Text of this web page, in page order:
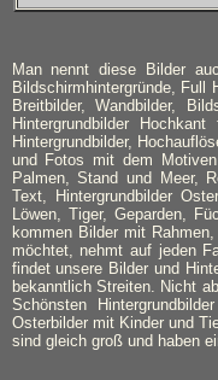
Man nennt diese Bilder
Bildschirmhintergründe, Full
Breitbilder, Wandbilder,
Hintergrundbilder
Hintergrundbilder,
und Fotos mit dem
Palmen, Stand und Meer,
Text, Hintergrundbilder
Löwen, Tiger, Geparden,
kommen Bilder mit
möchtet, nehmt auf jeden
findet unsere Bilder und
bekanntlich Streiten. Nicht
Schönsten
Osterbilder mit Kinder und
sind gleich groß und haben